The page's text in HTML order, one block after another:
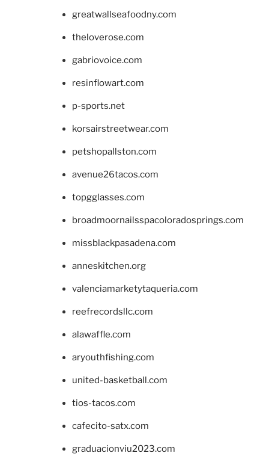
greatwallseafoodny.com
theloverose.com
gabriovoice.com
resinflowart.com
p-sports.net
korsairstreetwear.com
petshopallston.com
avenue26tacos.com
topgglasses.com
broadmoornailsspacoloradosprings.com
missblackpasadena.com
anneskitchen.org
valenciamarketytaqueria.com
reefrecordsllc.com
alawaffle.com
aryouthfishing.com
united-basketball.com
tios-tacos.com
cafecito-satx.com
graduacionviu2023.com